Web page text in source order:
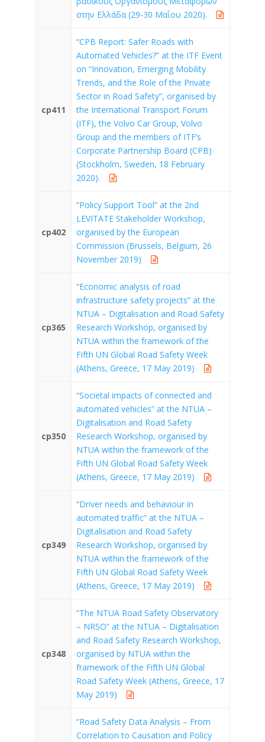
στην Ελλάδα (29-30 Μαΐου 2020).
cp411
“CPB Report: Safer Roads with
Automated Vehicles?” at the ITF Event
on “Innovation, Emerging Mobility
Trends, and the Role of the Private
Sector in Road Safety”, organised by
the International Transport Forum
(ITF), the Volvo Car Group, Volvo
Group and the members of ITF’s
Corporate Partnership Board (CPB)
(Stockholm, Sweden, 18 February
2020).
cp402
“Policy Support Tool” at the 2nd
LEVITATE Stakeholder Workshop,
organised by the European
Commission (Brussels, Belgium, 26
November 2019)
cp365
“Economic analysis of road
infrastructure safety projects” at the
NTUA – Digitalisation and Road Safety
Research Workshop, organised by
NTUA within the framework of the
Fifth UN Global Road Safety Week
(Athens, Greece, 17 May 2019)
cp350
“Societal impacts of connected and
automated vehicles” at the NTUA –
Digitalisation and Road Safety
Research Workshop, organised by
NTUA within the framework of the
Fifth UN Global Road Safety Week
(Athens, Greece, 17 May 2019)
cp349
“Driver needs and behaviour in
automated traffic” at the NTUA –
Digitalisation and Road Safety
Research Workshop, organised by
NTUA within the framework of the
Fifth UN Global Road Safety Week
(Athens, Greece, 17 May 2019)
cp348
“The NTUA Road Safety Observatory
– NRSO” at the NTUA – Digitalisation
and Road Safety Research Workshop,
organised by NTUA within the
framework of the Fifth UN Global
Road Safety Week (Athens, Greece, 17
May 2019)
“Road Safety Data Analysis – From
Correlation to Causation and Policy